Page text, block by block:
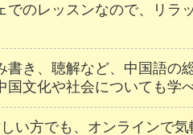
でのレッスンなので、リラ
書き、聴解など、中国語の
国文化や社会についても学
い方でも、オンラインで